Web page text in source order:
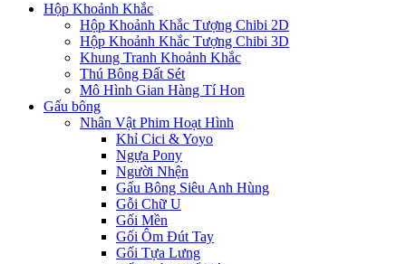
Hộp Khoảnh Khắc
Hộp Khoảnh Khắc Tượng Chibi 2D
Hộp Khoảnh Khắc Tượng Chibi 3D
Khung Tranh Khoảnh Khắc
Thú Bông Đất Sét
Mô Hình Gian Hàng Tí Hon
Gấu bông
Nhân Vật Phim Hoạt Hình
Khỉ Cici & Yoyo
Ngựa Pony
Người Nhện
Gấu Bông Siêu Anh Hùng
Gỗi Chữ U
Gối Mền
Gối Ôm Đút Tay
Gối Tựa Lưng